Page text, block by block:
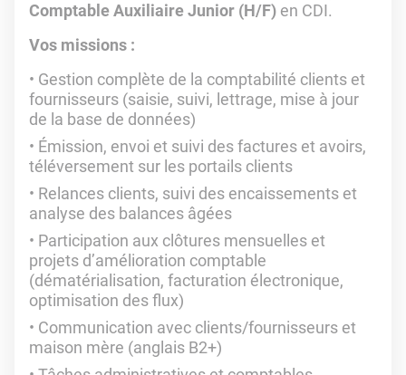
Comptable Auxiliaire Junior (H/F) en CDI.
Vos missions :
Gestion complète de la comptabilité clients et
fournisseurs (saisie, suivi, lettrage, mise à jour
de la base de données)
Émission, envoi et suivi des factures et avoirs,
téléversement sur les portails clients
Relances clients, suivi des encaissements et
analyse des balances âgées
Participation aux clôtures mensuelles et
projets d’amélioration comptable
(dématérialisation, facturation électronique,
optimisation des flux)
Communication avec clients/fournisseurs et
maison mère (anglais B2+)